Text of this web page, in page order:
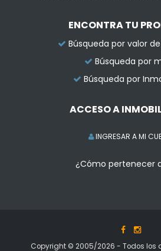
ENCONTRA TU
Búsqueda por valor
Búsqueda por
Búsqueda por
ACCESO A
INGRESAR A MI
¿Cómo pertenecer
Copyright © 2005/2026 - Todos los